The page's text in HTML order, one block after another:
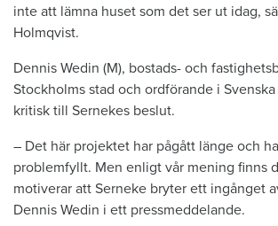
inte att lämna huset som det ser ut idag,
Holmqvist.
Dennis Wedin (M), bostads- och
Stockholms stad och ordförande i Svenska
kritisk till Sernekes beslut.
– Det här projektet har pågått länge och
problemfyllt. Men enligt vår mening finns
motiverar att Serneke bryter ett ingånget
Dennis Wedin i ett pressmeddelande.